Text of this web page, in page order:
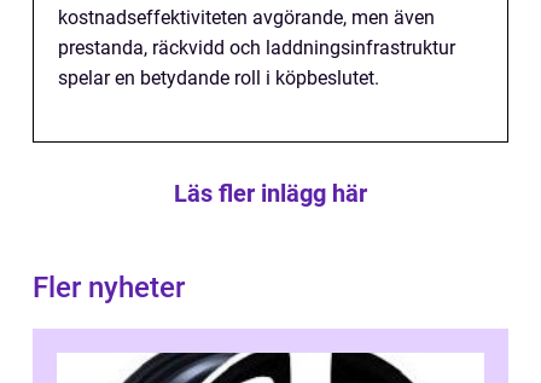
kostnadseffektiviteten avgörande, men även
prestanda, räckvidd och laddningsinfrastruktur
spelar en betydande roll i köpbeslutet.
Läs fler inlägg här
Fler nyheter